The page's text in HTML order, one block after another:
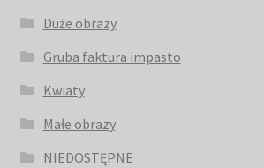
Duże obrazy
Gruba faktura impasto
Kwiaty
Małe obrazy
NIEDOSTĘPNE